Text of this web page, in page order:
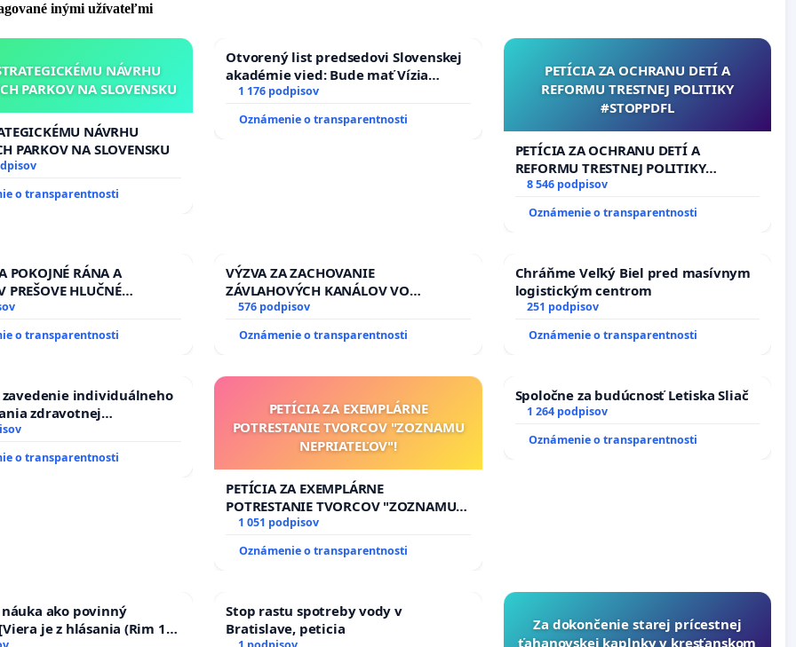
inými užívateľmi
NÁVRHU
PARKOV NA SLOVENSKU
NÁVRHU
PARKOV NA SLOVENSKU
o transparentnosti
Otvorený list predsedovi Slovenskej
akadémie vied: Bude mať Vízia
Slovenska 2040 mravnú chrbticu?
1 176 podpisov
Oznámenie o transparentnosti
PETÍCIA ZA OCHRANU DETÍ A
REFORMU TRESTNEJ POLITIKY
#STOPPDFL
PETÍCIA ZA OCHRANU DETÍ A
REFORMU TRESTNEJ POLITIKY
#STOPPDFL
8 546 podpisov
Oznámenie o transparentnosti
POKOJNÉ RÁNA A
PREŠOVE HLUČNÉ
PRÁCE V SOBOTU LEN OD
HOD., CEZ PRACOVNÝ
8.00 – 18.00 HOD. A
o transparentnosti
VÝZVA ZA ZACHOVANIE
ZÁVLAHOVÝCH KANÁLOV VO
VÝLUČNOM VLASTNÍCTVE A POD
KONTROLOU SLOVENSKEJ REPUBLIKY
& žiadosť na riešenie zanedbaného
kanálov na Slovensku
576 podpisov
Oznámenie o transparentnosti
Chráňme Veľký Biel pred masívnym
logistickým centrom
251 podpisov
Oznámenie o transparentnosti
zavedenie individuálneho
zdravotnej
osôb s diabetom 1. a 2.
do Policajného
o transparentnosti
PETÍCIA ZA EXEMPLÁRNE
POTRESTANIE TVORCOV "ZOZNAMU
NEPRIATEĽOV"!
PETÍCIA ZA EXEMPLÁRNE
POTRESTANIE TVORCOV "ZOZNAMU
NEPRIATEĽOV"!
1 051 podpisov
Oznámenie o transparentnosti
Spoločne za budúcnosť Letiska Sliač
1 264 podpisov
Oznámenie o transparentnosti
ako povinný
je z hlásania (Rim 10,
Stop rastu spotreby vody v
Bratislave, peticia
Za dokončenie starej prícestnej
ťahanovskej kaplnky v kresťanskom